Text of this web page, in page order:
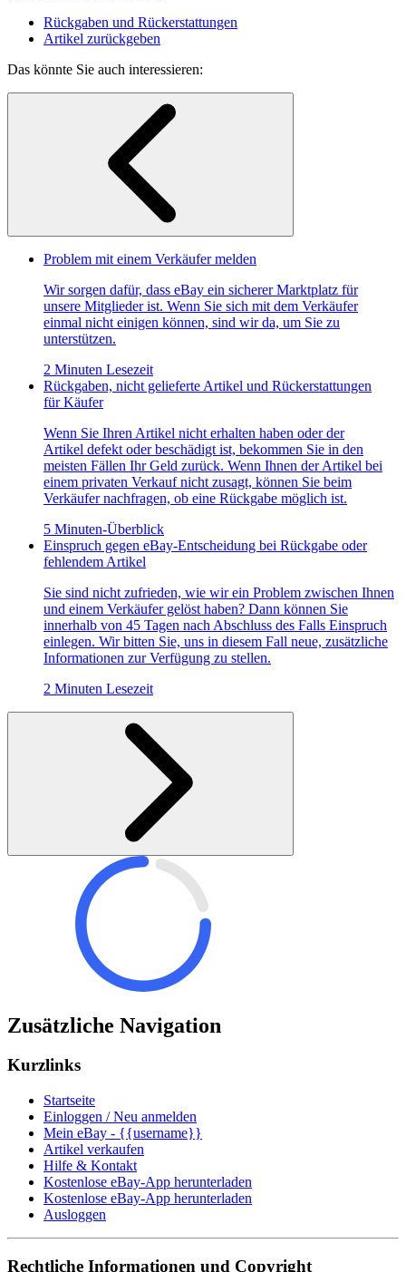
Rückgaben und Rückerstattungen
Artikel zurückgeben
Das könnte Sie auch interessieren:
Problem mit einem Verkäufer melden
Wir sorgen dafür, dass eBay ein sicherer Marktplatz für
unsere Mitglieder ist. Wenn Sie sich mit dem Verkäufer
einmal nicht einigen können, sind wir da, um Sie zu
unterstützen.
2 Minuten Lesezeit
Rückgaben, nicht gelieferte Artikel und Rückerstattungen
für Käufer
Wenn Sie Ihren Artikel nicht erhalten haben oder der
Artikel defekt oder beschädigt ist, bekommen Sie in den
meisten Fällen Ihr Geld zurück. Wenn Ihnen der Artikel bei
einem privaten Verkauf nicht zusagt, können Sie beim
Verkäufer nachfragen, ob eine Rückgabe möglich ist.
5 Minuten-Überblick
Einspruch gegen eBay-Entscheidung bei Rückgabe oder
fehlendem Artikel
Sie sind nicht zufrieden, wie wir ein Problem zwischen Ihnen
und einem Verkäufer gelöst haben? Dann können Sie
innerhalb von 45 Tagen nach Abschluss des Falls Einspruch
einlegen. Wir bitten Sie, uns in diesem Fall neue, zusätzliche
Informationen zur Verfügung zu stellen.
2 Minuten Lesezeit
Zusätzliche Navigation
Kurzlinks
Startseite
Einloggen / Neu anmelden
Mein eBay - {{username}}
Artikel verkaufen
Hilfe & Kontakt
Kostenlose eBay-App herunterladen
Kostenlose eBay-App herunterladen
Ausloggen
Rechtliche Informationen und Copyright